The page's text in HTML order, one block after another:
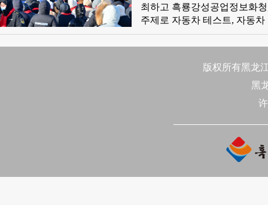
최하고 흑룡강성공업정보화
주제로 자동차 테스트, 자동
이고 도전적이며 권위 있는
성장점으로 전환하는데 새로
2025년 국제 한랭지역 자동
최지 기발 수여식도 진행했다.
版权所有黑龙
黑